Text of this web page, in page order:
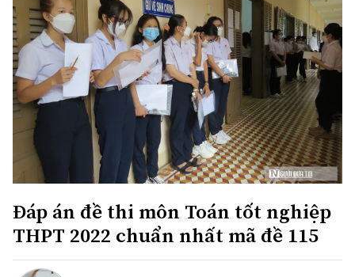
Đáp án đề thi môn Toán tốt nghiệp
THPT 2022 chuẩn nhất mã đề 115